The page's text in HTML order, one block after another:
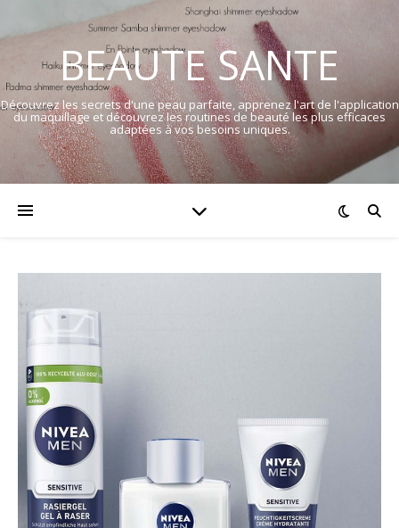
BEAUTE SANTE
Découvrez les secrets d'une peau parfaite, apprenez l'art de l'application
du maquillage et découvrez les routines de beauté les plus efficaces
adaptées à vos besoins uniques.